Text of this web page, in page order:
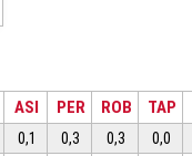
ASI PER ROB TAP
0,1 0,3 0,3 0,0